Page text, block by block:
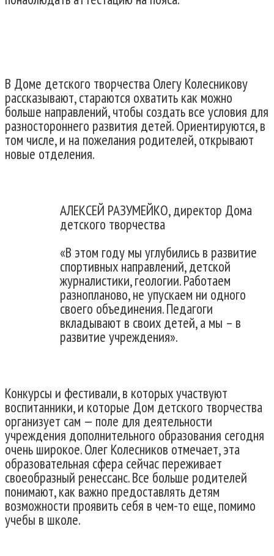
В Доме детского творчества Олегу Колесникову
рассказывают, стараются охватить как можно
больше направлений, чтобы создать все условия для
разностороннего развития детей. Ориентируются, в
том числе, и на пожелания родителей, открывают
новые отделения.
АЛЕКСЕЙ РАЗУМЕЙКО, директор Дома
детского творчества
«В этом году мы углубились в развитие
спортивных направлений, детской
журналистики, геологии. Работаем
разнопланово, не упускаем ни одного
своего объединения. Педагоги
вкладывают в своих детей, а мы – в
развитие учреждения».
Конкурсы и фестивали, в которых участвуют
воспитанники, и которые Дом детского творчества
организует сам — поле для деятельности
учреждения дополнительного образования сегодня
очень широкое. Олег Колесников отмечает, эта
образовательная сфера сейчас переживает
своеобразный ренессанс. Все больше родителей
понимают, как важно предоставлять детям
возможности проявить себя в чем-то еще, помимо
учебы в школе.